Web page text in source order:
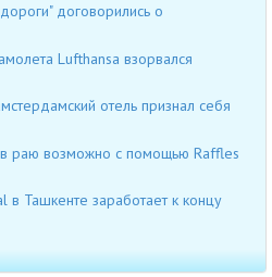
договорились о
Lufthansa взорвался
отель признал себя
раю возможно с помощью Raffles
в Ташкенте заработает к концу